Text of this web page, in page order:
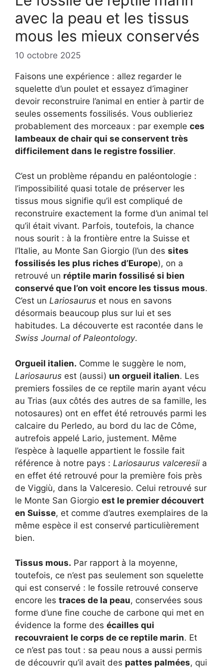
avec la peau et les tissus
mous les mieux conservés
10 octobre 2025
Faisons une expérience : allez regarder le
squelette d’un poulet et essayez d’imaginer
devoir reconstruire l’animal en entier à partir de
seules ossements fossilisés. Vous oublieriez
probablement des morceaux : par exemple ces
lambeaux de chair qui se conservent très
difficilement dans le registre fossilier.
C’est un problème répandu en paléontologie :
l’impossibilité quasi totale de préserver les
tissus mous signifie qu’il est compliqué de
reconstruire exactement la forme d’un animal tel
qu’il était vivant. Parfois, toutefois, la chance
nous sourit : à la frontière entre la Suisse et
l’Italie, au Monte San Giorgio (l’un des sites
fossilisés les plus riches d’Europe), on a
retrouvé un réptile marin fossilisé si bien
conservé que l’on voit encore les tissus mous.
C’est un Lariosaurus et nous en savons
désormais beaucoup plus sur lui et ses
habitudes. La découverte est racontée dans le
Swiss Journal of Paleontology.
Orgueil italien. Comme le suggère le nom,
Lariosaurus est (aussi) un orgueil italien. Les
premiers fossiles de ce reptile marin ayant vécu
au Trias (aux côtés des autres de sa famille, les
notosaures) ont en effet été retrouvés parmi les
calcaire du Perledo, au bord du lac de Côme,
autrefois appelé Lario, justement. Même
l’espèce à laquelle appartient le fossile fait
référence à notre pays : Lariosaurus valceresii a
en effet été retrouvé pour la première fois près
de Viggiù, dans la Valceresio. Celui retrouvé sur
le Monte San Giorgio est le premier découvert
en Suisse, et comme d’autres exemplaires de la
même espèce il est conservé particulièrement
bien.
Tissus mous. Par rapport à la moyenne,
toutefois, ce n’est pas seulement son squelette
qui est conservé : le fossile retrouvé conserve
encore les traces de la peau, conservées sous
forme d’une fine couche de carbone qui met en
évidence la forme des écailles qui
recouvraient le corps de ce reptile marin. Et
ce n’est pas tout : sa peau nous a aussi permis
de découvrir qu’il avait des pattes palmées, qui